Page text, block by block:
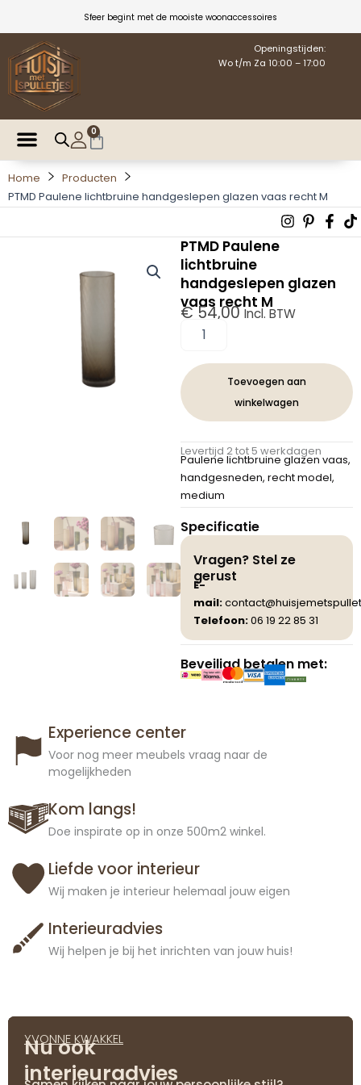
inhoud
Sfeer begint met de mooiste woonaccessoires
Openingstijden:
Wo t/m Za 10:00 – 17:00
0
Winkelwagen
Home
Producten
PTMD Paulene lichtbruine handgeslepen glazen vaas recht M
Instagram
p f
PTMD Paulene
lichtbruine
handgeslepen glazen
vaas recht M
€54,00 Incl. BTW
PTMD
Paulene
lichtbruine
handgeslepen
glazen
vaas
recht
aantal
Toevoegen aan
winkelwagen
Levertijd 2 tot 5 werkdagen
Paulene lichtbruine glazen vaas,
handgesneden, recht model,
medium
Specificatie
Vragen? Stel ze
gerust
E-
mail:
Telefoon:06 19 22 85 31
Beveiligd betalen met:
Experience center
Voor nog meer meubels vraag naar de
mogelijkheden
Kom langs!
Doe inspirate op in onze 500m2 winkel.
Liefde voor interieur
Wij maken je interieur helemaal jouw eigen
Interieuradvies
Wij helpen je bij het inrichten van jouw huis!
YVONNE KWAKKEL
Nu ook
interieuradvies